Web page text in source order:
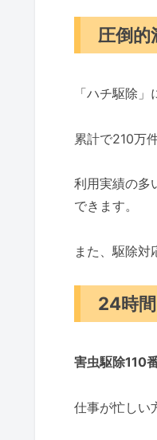
圧倒的
「ハチ駆除
累計で210万
利用実績の多
できます。
また、駆除対
24時
害虫駆除110
仕事が忙しい